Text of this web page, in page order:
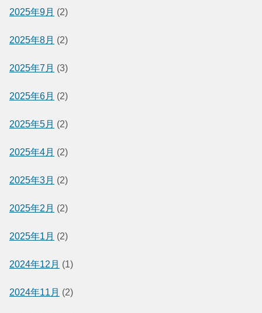
2025年9月 (2)
2025年8月 (2)
2025年7月 (3)
2025年6月 (2)
2025年5月 (2)
2025年4月 (2)
2025年3月 (2)
2025年2月 (2)
2025年1月 (2)
2024年12月 (1)
2024年11月 (2)